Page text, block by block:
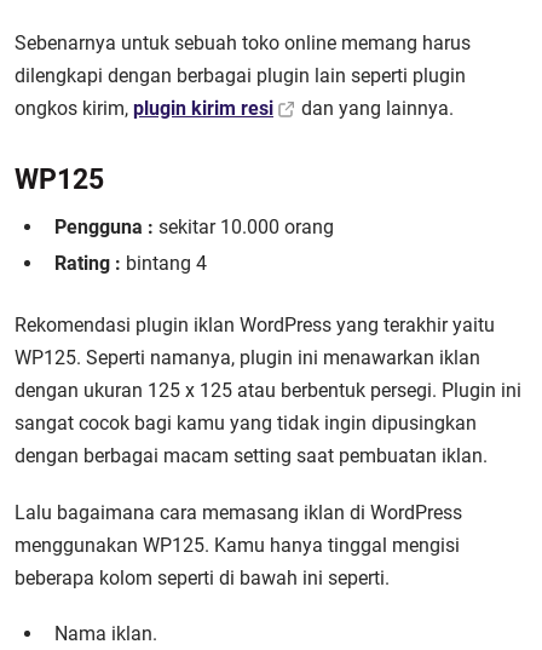
Sebenarnya untuk sebuah toko online memang harus
dilengkapi dengan berbagai plugin lain seperti plugin
ongkos kirim, plugin kirim resi dan yang lainnya.
WP125
Pengguna : sekitar 10.000 orang
Rating : bintang 4
Rekomendasi plugin iklan WordPress yang terakhir yaitu
WP125. Seperti namanya, plugin ini menawarkan iklan
dengan ukuran 125 x 125 atau berbentuk persegi. Plugin ini
sangat cocok bagi kamu yang tidak ingin dipusingkan
dengan berbagai macam setting saat pembuatan iklan.
Lalu bagaimana cara memasang iklan di WordPress
menggunakan WP125. Kamu hanya tinggal mengisi
beberapa kolom seperti di bawah ini seperti.
Nama iklan.